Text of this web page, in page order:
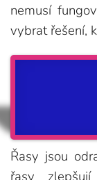
nemusí
vybrat řešení,
Řasy jsou
řasy